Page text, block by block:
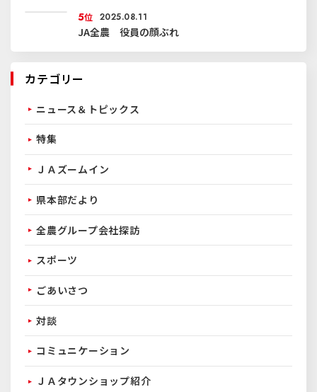
5位 2025.08.11
JA全農 役員の顔ぶれ
カテゴリー
ニュース＆トピックス
特集
ＪＡズームイン
県本部だより
全農グループ会社探訪
スポーツ
ごあいさつ
対談
コミュニケーション
ＪＡタウンショップ紹介